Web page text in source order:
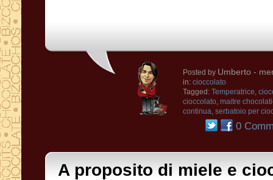
Posted by Umberto -
in: cioccolato
Tagged: Temperatrice,
cioccolato, maitre
continua, serbatoio per
0
A proposito di miele e